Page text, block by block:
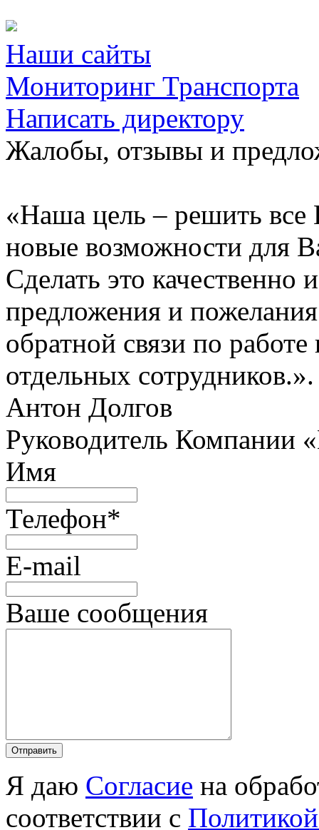
Наши сайты
Мониторинг Транспорта
Написать директору
Жалобы, отзывы и
«Наша цель – решить все
новые возможности для
Сделать это
предложения и
обратной связи по
отдельных сотрудников.».
Антон Долгов
Руководитель Компании
Имя
Телефон*
E-mail
Ваше сообщения
Я даю Согласие на
соответствии с